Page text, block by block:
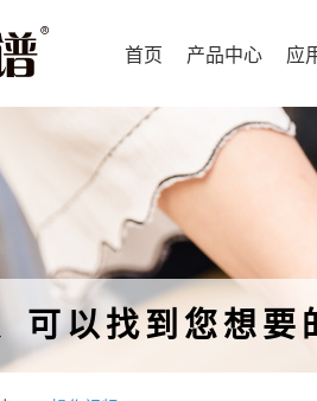
首页 产品中心 应
可以找到您想要